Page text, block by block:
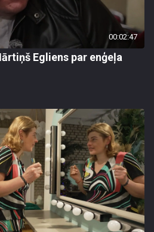
00:02:47
Egliens par enģeļa